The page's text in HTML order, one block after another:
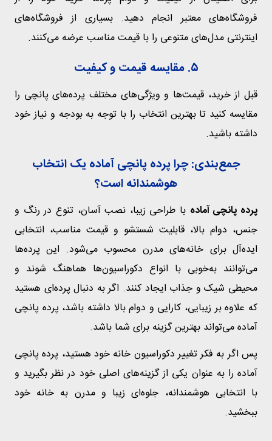
فروشگاه‌های معتبر انجام دهید. بسیاری از فروشگاه‌های
اینترنتی مدل‌های متنوعی را با قیمت مناسب عرضه می‌کنند.
۵. مقایسه قیمت و کیفیت
قبل از خرید، قیمت‌ها و ویژگی‌های مختلف پرده‌های پانچی را
مقایسه کنید تا بهترین انتخاب را با توجه به بودجه و نیاز خود
داشته باشید.
جمع‌بندی: چرا پرده پانچی آماده یک انتخاب
هوشمندانه است؟
پرده پانچی آماده با طراحی زیبا، نصب آسان، تنوع در رنگ و
جنس، دوام بالا، قابلیت شستشو و قیمت مناسب، انتخابی
ایده‌آل برای خانه‌های مدرن محسوب می‌شود. این پرده‌ها
می‌توانند به‌خوبی با انواع دکوراسیون‌ها هماهنگ شوند و
محیطی شیک و جذاب ایجاد کنند. اگر به دنبال پرده‌ای هستید
که علاوه بر زیبایی، کارایی و دوام بالا داشته باشد، پرده پانچی
آماده می‌تواند بهترین گزینه برای شما باشد.
پس اگر به فکر تغییر دکوراسیون خانه خود هستید، پرده پانچی
آماده را به عنوان یکی از گزینه‌های اصلی خود در نظر بگیرید و
با انتخابی هوشمندانه، جلوه‌ای زیبا و مدرن به خانه خود
ببخشید.